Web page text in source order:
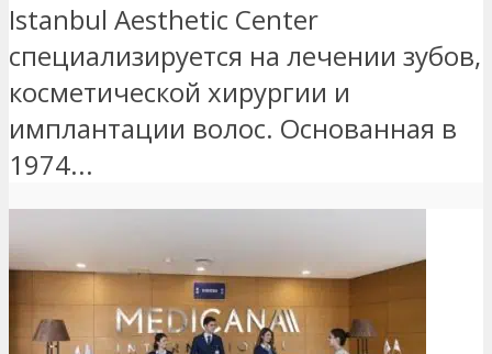
Istanbul Aesthetic Center
специализируется на лечении зубов,
косметической хирургии и
имплантации волос. Основанная в
1974...